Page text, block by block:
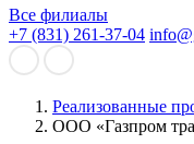
Все филиалы
+7 (831) 261-37-04
Реализованные
ООО «Газпром